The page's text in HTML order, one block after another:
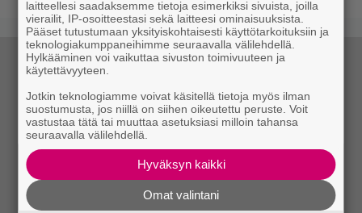
laitteellesi saadaksemme tietoja esimerkiksi sivuista, joilla
vierailit, IP-osoitteestasi sekä laitteesi ominaisuuksista.
Pääset tutustumaan yksityiskohtaisesti käyttötarkoituksiin ja
teknologiakumppaneihimme seuraavalla välilehdellä.
Hylkääminen voi vaikuttaa sivuston toimivuuteen ja
käytettävyyteen.
Jotkin teknologiamme voivat käsitellä tietoja myös ilman
suostumusta, jos niillä on siihen oikeutettu peruste. Voit
vastustaa tätä tai muuttaa asetuksiasi milloin tahansa
seuraavalla välilehdellä.
Hyväksyn kaikki
Omat valintani